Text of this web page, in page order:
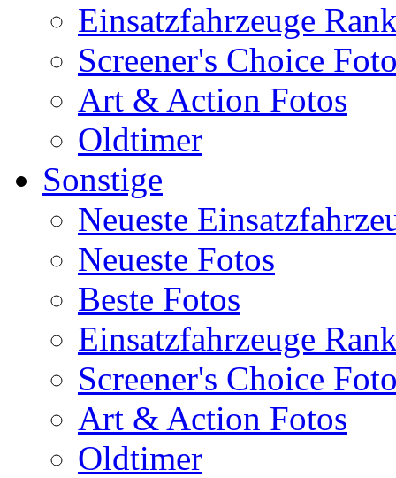
Einsatzfahrzeuge
Screener's Choice
Art & Action Fotos
Oldtimer
Sonstige
Neueste
Neueste Fotos
Beste Fotos
Einsatzfahrzeuge
Screener's Choice
Art & Action Fotos
Oldtimer